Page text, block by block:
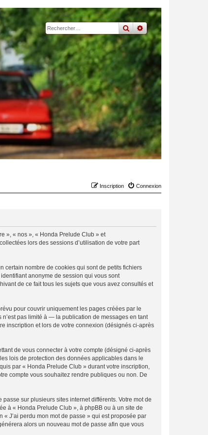
rechercher
recherche
Connexion
Inscription
», « nos », « Honda Prelude Club » et
lors des sessions d’utilisation de votre part
certain nombre de cookies qui sont de petits fichiers
anonyme de session qui vous sont
de ce fait tous les sujets que vous avez consultés et
pour couvrir uniquement les pages créées par le
pas limité à — la publication de messages en tant
inscription et lors de votre connexion (désignés ci-après
de vous connecter à votre compte (désigné ci-après
lois de protection des données applicables dans le
par « Honda Prelude Club » durant votre inscription,
compte vous souhaitez rendre publiques ou non. De
sur plusieurs sites internet différents. Votre mot de
à « Honda Prelude Club », à phpBB ou à un site de
J’ai perdu mon mot de passe » qui est proposée par
alors un nouveau mot de passe afin que vous